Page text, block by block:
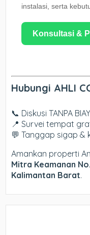
instalasi, serta
Konsultasi &
Hubungi AHLI
📞 Diskusi TANPA
📍 Survei tempat
💬 Tanggap sigap &
Amankan properti
Mitra Keamanan
Kalimantan Barat.